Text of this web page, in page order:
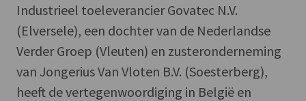
Industrieel toeleverancier Govatec N.V.
(Elversele), een dochter van de Nederlandse
Verder Groep (Vleuten) en zusteronderneming
van Jongerius Van Vloten B.V. (Soesterberg),
heeft de vertegenwoordiging in België en